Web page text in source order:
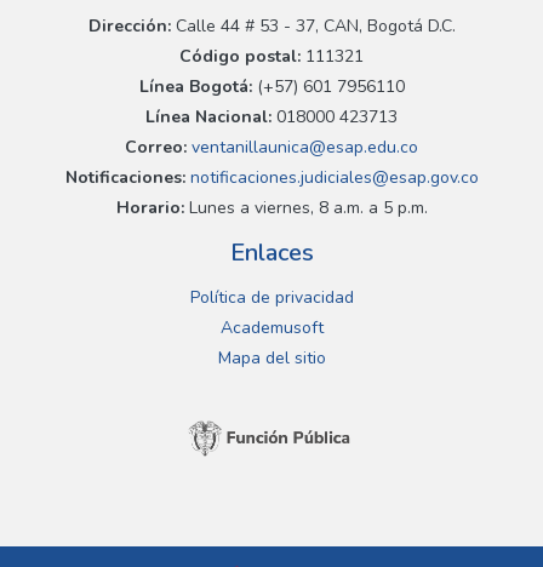
Dirección:Calle 44 # 53 - 37, CAN, Bogotá D.C.
Código postal: 111321
Línea Bogotá:(+57) 601 7956110
Línea Nacional: 018000 423713
Correo: ventanillaunica@esap.edu.co
Notificaciones:notificaciones.judiciales@esap.gov.co
Horario:Lunes a viernes, 8 a.m. a 5 p.m.
Enlaces
Política de privacidad
Academusoft
Mapa del sitio